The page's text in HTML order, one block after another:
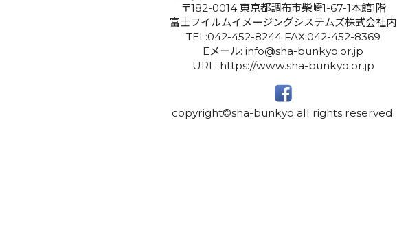
〒182-0014 東京都調布市柴崎1-67-1本館1階
富士フイルムイメージングシステムズ株式会社内
TEL:042-452-8244 FAX:042-452-8369
Eメール: info@sha-bunkyo.or.jp
URL: https://www.sha-bunkyo.or.jp
copyright©sha-bunkyo all rights reserved.